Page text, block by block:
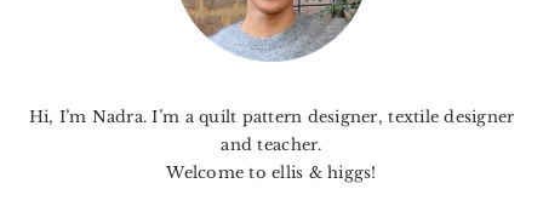
Hi, I’m Nadra. I’m a quilt pattern designer, textile designer
and teacher.
Welcome to ellis & higgs!